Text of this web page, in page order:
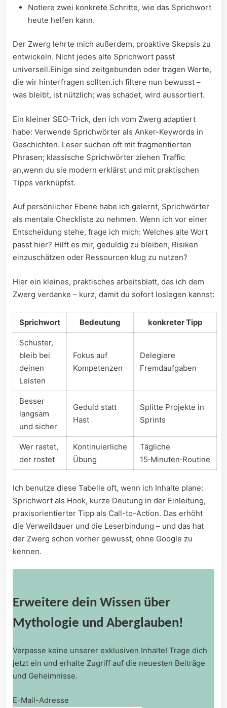
Notiere zwei konkrete ⁤Schritte, wie das Sprichwort
heute helfen kann.
Der Zwerg ⁤lehrte mich außerdem, proaktive Skepsis zu‌
entwickeln. Nicht jedes alte Sprichwort passt
universell.Einige sind zeitgebunden oder tragen Werte,
die ⁢wir hinterfragen sollten.ich​ filtere ⁢nun bewusst –
was ⁢bleibt, ist nützlich; was schadet, ⁢wird aussortiert.
Ein kleiner SEO-Trick, den ich vom⁢ Zwerg ⁣adaptiert
habe: Verwende⁤ Sprichwörter als ⁢Anker-Keywords ⁣in
Geschichten. Leser ​suchen oft mit fragmentierten⁢
Phrasen; klassische Sprichwörter ziehen Traffic
an,wenn⁢ du⁤ sie modern erklärst und mit ⁤praktischen
⁣Tipps‍ verknüpfst.
Auf ​persönlicher Ebene habe‍ ich gelernt,⁤ Sprichwörter
als mentale Checkliste⁤ zu nehmen. Wenn​ ich vor einer
Entscheidung stehe, ‍frage ich mich: Welches alte Wort
passt hier? Hilft es mir, geduldig zu bleiben, Risiken
einzuschätzen oder Ressourcen klug ⁢zu nutzen?
Hier ein kleines, praktisches arbeitsblatt, das ich dem
Zwerg verdanke – kurz, damit du sofort loslegen kannst:
Sprichwort Bedeutung konkreter Tipp
Schuster,
bleib bei
deinen
Leisten
Fokus auf
⁢Kompetenzen
Delegiere
Fremdaufgaben
Besser
langsam
und sicher
Geduld statt
Hast
Splitte Projekte in
Sprints
Wer rastet,⁣
der⁤ rostet
Kontinuierliche
Übung
Tägliche
15‑Minuten‑Routine
Ich benutze diese⁣ Tabelle oft, wenn ich Inhalte plane:
Sprichwort als Hook, ‌kurze Deutung in der Einleitung,
praxisorientierter Tipp ‌als Call-to-Action. Das ⁣erhöht
die ⁤Verweildauer​ und ‌die ⁣Leserbindung – und das hat
der ‍Zwerg schon vorher gewusst,⁣ ohne Google zu​
kennen.
Erweitere dein Wissen über
Mythologie und Aberglauben!
Verpasse keine unserer exklusiven Inhalte! Trage dich
jetzt ein und erhalte Zugriff auf die neuesten Beiträge
und Geheimnisse.
E-Mail-Adresse